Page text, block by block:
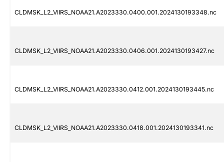
CLDMSK_L2_VIIRS_NOAA21.A2023330.0400.001.2024130193348.nc
CLDMSK_L2_VIIRS_NOAA21.A2023330.0406.001.2024130193427.nc
CLDMSK_L2_VIIRS_NOAA21.A2023330.0412.001.2024130193445.nc
CLDMSK_L2_VIIRS_NOAA21.A2023330.0418.001.2024130193341.nc